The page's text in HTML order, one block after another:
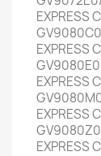
EXPRESS
EXPRESS
EXPRESS
EXPRESS
EXPRESS